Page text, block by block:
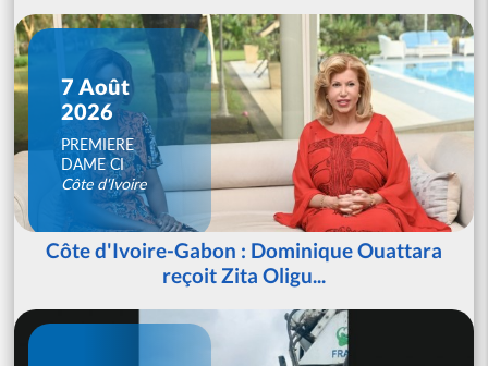
7 Août
2026
PREMIERE
DAME CI
Côte d'Ivoire
Côte d'Ivoire-Gabon : Dominique Ouattara
reçoit Zita Oligu...